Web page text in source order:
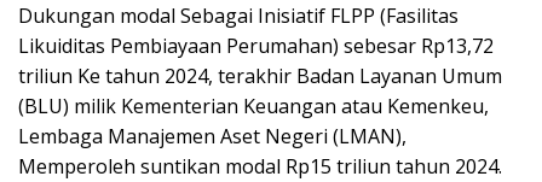
Dukungan modal Sebagai Inisiatif FLPP (Fasilitas
Likuiditas Pembiayaan Perumahan) sebesar Rp13,72
triliun Ke tahun 2024, terakhir Badan Layanan Umum
(BLU) milik Kementerian Keuangan atau Kemenkeu,
Lembaga Manajemen Aset Negeri (LMAN),
Memperoleh suntikan modal Rp15 triliun tahun 2024.